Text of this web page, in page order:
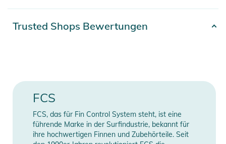
- Wellengröße: 0 - 4 ft.
- Hypalon-Zuglasche zum einfachen Lösen
- Extra starker geformter Klettverschluss
- Konturiertes Horn passt sich der Form des Knöchels an
Manufacturer
Information
Herstellerangaben
anzeigen
Trusted Shops Bewertungen
FCS
FCS, das für Fin Control System steht, ist eine
führende Marke in der Surfindustrie, bekannt für
ihre hochwertigen Finnen und Zubehörteile. Seit